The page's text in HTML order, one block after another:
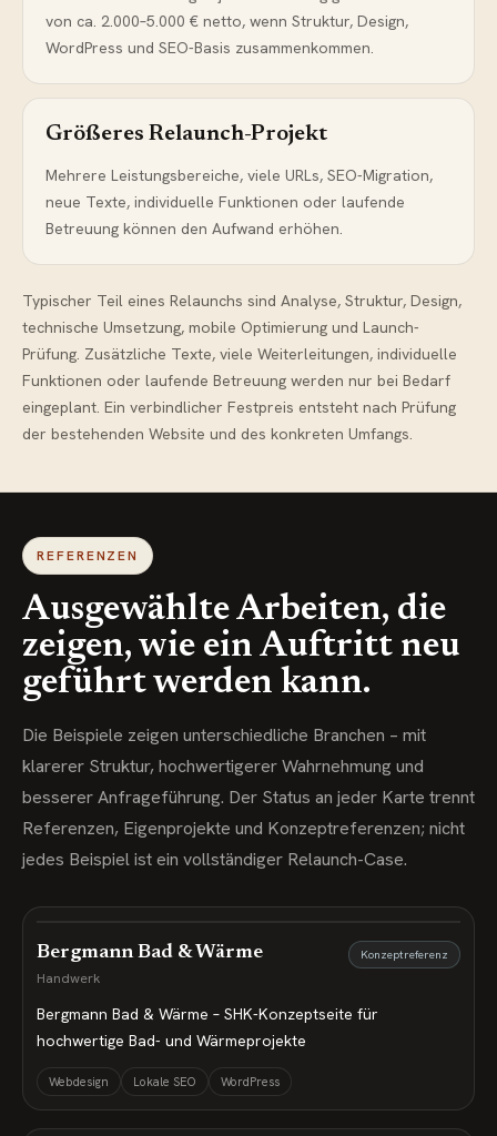
von ca. 2.000–5.000 € netto, wenn Struktur, Design,
WordPress und SEO-Basis zusammenkommen.
Größeres Relaunch-Projekt
Mehrere Leistungsbereiche, viele URLs, SEO-Migration,
neue Texte, individuelle Funktionen oder laufende
Betreuung können den Aufwand erhöhen.
Typischer Teil eines Relaunchs sind Analyse, Struktur, Design,
technische Umsetzung, mobile Optimierung und Launch-
Prüfung. Zusätzliche Texte, viele Weiterleitungen, individuelle
Funktionen oder laufende Betreuung werden nur bei Bedarf
eingeplant. Ein verbindlicher Festpreis entsteht nach Prüfung
der bestehenden Website und des konkreten Umfangs.
REFERENZEN
Ausgewählte Arbeiten, die
zeigen, wie ein Auftritt neu
geführt werden kann.
Die Beispiele zeigen unterschiedliche Branchen – mit
klarerer Struktur, hochwertigerer Wahrnehmung und
besserer Anfrageführung. Der Status an jeder Karte trennt
Referenzen, Eigenprojekte und Konzeptreferenzen; nicht
jedes Beispiel ist ein vollständiger Relaunch-Case.
Bergmann Bad & Wärme
Handwerk
Konzeptreferenz
Bergmann Bad & Wärme – SHK-Konzeptseite für
hochwertige Bad- und Wärmeprojekte
Webdesign Lokale SEO WordPress